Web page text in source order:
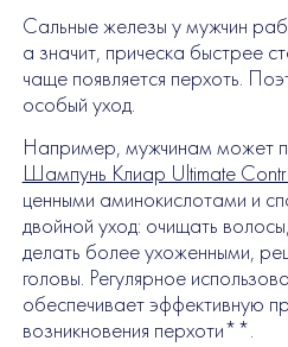
Сальные железы у мужчин
а значит, прическа быстрее
чаще появляется перхоть.
особый уход.
Например, мужчинам может
Шампунь Клиар Ultimate
ценными аминокислотами и
двойной уход: очищать
делать более ухоженными,
головы. Регулярное
обеспечивает эффективную
возникновения перхоти**.